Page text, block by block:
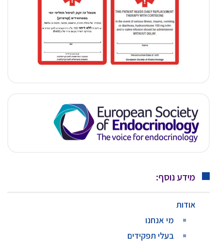
מידע נוסף:
אודות
מי אנחנו
בעלי תפקידים